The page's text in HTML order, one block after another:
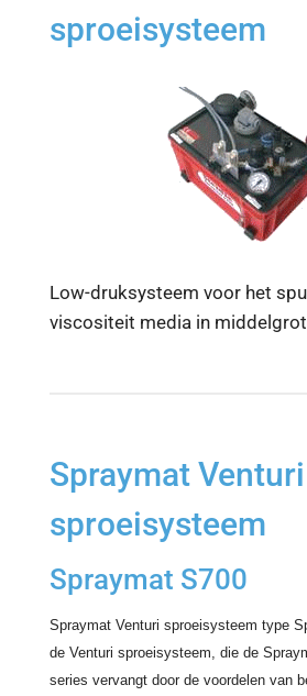
sproeisysteem
Low-druksysteem voor het
viscositeit media in
Spraymat Venturi
sproeisysteem
Spraymat S700
Spraymat Venturi sproeisysteem type
de Venturi sproeisysteem, die de
series vervangt door de voordelen van